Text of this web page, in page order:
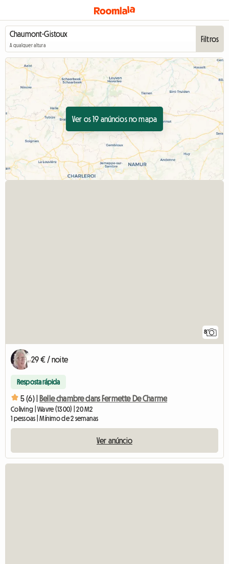
A qualquer altura
Filtros
Ver os 19 anúncios no mapa
8
29 € / noite
Resposta rápida
5 (6) | Belle chambre dans Fermette De Charme
Coliving | Wavre (1300) | 20 M2
1 pessoas | Mínimo de 2 semanas
Ver anúncio